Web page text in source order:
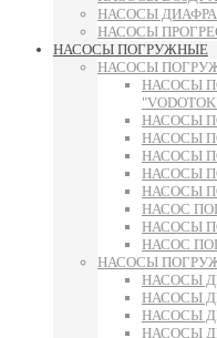
НАСОСЫ
НАСОСЫ
НАСОСЫ ПОГРУЖНЫЕ
НАСОСЫ
НАСОСЫ
НАСОСЫ
НАСОСЫ
НАСОСЫ
НАСОСЫ
НАСОСЫ
НАСОС
НАСОСЫ
НАСОС
НАСОСЫ
НАСОСЫ
НАСОСЫ
НАСОСЫ
НАСОСЫ